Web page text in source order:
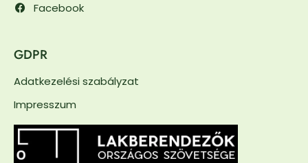
Facebook
GDPR
Adatkezelési szabályzat
Impresszum